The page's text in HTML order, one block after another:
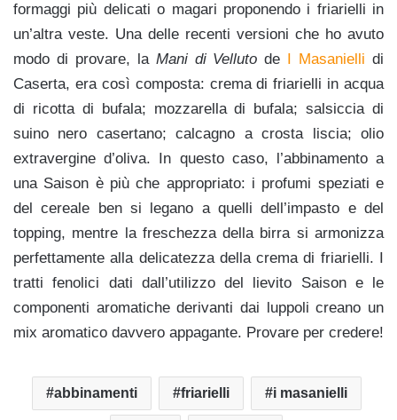
formaggi più delicati o magari proponendo i friarielli in
un’altra veste. Una delle recenti versioni che ho avuto
modo di provare, la Mani di Velluto de I Masanielli di
Caserta, era così composta: crema di friarielli in acqua
di ricotta di bufala; mozzarella di bufala; salsiccia di
suino nero casertano; calcagno a crosta liscia; olio
extravergine d’oliva. In questo caso, l’abbinamento a
una Saison è più che appropriato: i profumi speziati e
del cereale ben si legano a quelli dell’impasto e del
topping, mentre la freschezza della birra si armonizza
perfettamente alla delicatezza della crema di friarielli. I
tratti fenolici dati dall’utilizzo del lievito Saison e le
componenti aromatiche derivanti dai luppoli creano un
mix aromatico davvero appagante. Provare per credere!
abbinamenti friarielli i masanielli